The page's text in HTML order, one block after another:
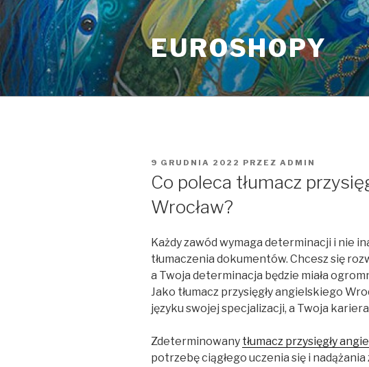
Przeskocz
do
treści
EUROSHOPY
OPUBLIKOWANE
9 GRUDNIA 2022 PRZEZ ADMIN
Co poleca tłumacz
Wrocław?
Każdy zawód wymaga determinacji i nie
tłumaczenia dokumentów. Chcesz się
a Twoja determinacja będzie miała
Jako tłumacz przysięgły angielskiego
języku swojej specjalizacji, a Twoja
Zdeterminowany tłumacz przysięgły
potrzebę ciągłego uczenia się i